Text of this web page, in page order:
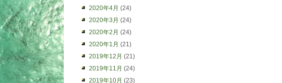
2020年4月 (24)
2020年3月 (24)
2020年2月 (24)
2020年1月 (21)
2019年12月 (21)
2019年11月 (24)
2019年10月 (23)